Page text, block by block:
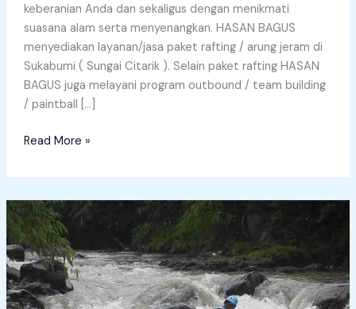
keberanian Anda dan sekaligus dengan menikmati
suasana alam serta menyenangkan. HASAN BAGUS
menyediakan layanan/jasa paket rafting / arung jeram di
Sukabumi ( Sungai Citarik ). Selain paket rafting HASAN
BAGUS juga melayani program outbound / team building
/ paintball […]
Read More »
Rafting
Sungai
Citatih
Sukabumi